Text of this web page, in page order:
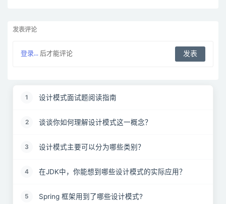
发表评论
登录... 后才能评论
1 设计模式面试题阅读指南
2 谈谈你如何理解设计模式这一概念？
3 设计模式主要可以分为哪些类别？
4 在JDK中，你能想到哪些设计模式的实际应用？
5 Spring 框架用到了哪些设计模式?